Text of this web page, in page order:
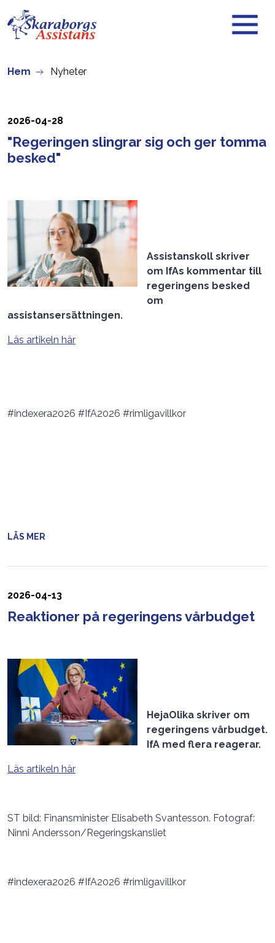
Skip to main content
Hem Nyheter
2026-04-28
"Regeringen slingrar sig och ger tomma
besked"
Assistanskoll skriver
om IfAs kommentar till
regeringens besked
om
assistansersättningen.
Läs artikeln här
#indexera2026 #IfA2026 #rimligavillkor
LÄS MER
2026-04-13
Reaktioner på regeringens vårbudget
HejaOlika skriver om
regeringens vårbudget.
IfA med flera reagerar.
Läs artikeln här
ST bild: Finansminister Elisabeth Svantesson. Fotograf:
Ninni Andersson/Regeringskansliet
#indexera2026 #IfA2026 #rimligavillkor